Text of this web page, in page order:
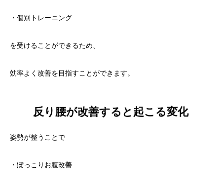
・個別トレーニング
を受けることができるため、
効率よく改善を目指すことができます。
反り腰が改善すると起こる変化
姿勢が整うことで
・ぽっこりお腹改善